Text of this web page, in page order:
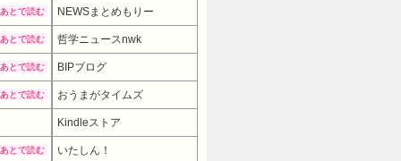
あとで読む NEWSまとめもりー
あとで読む 哲学ニュースnwk
あとで読む BIPブログ
あとで読む おうまがタイムズ
Kindleストア
あとで読む いたしん！